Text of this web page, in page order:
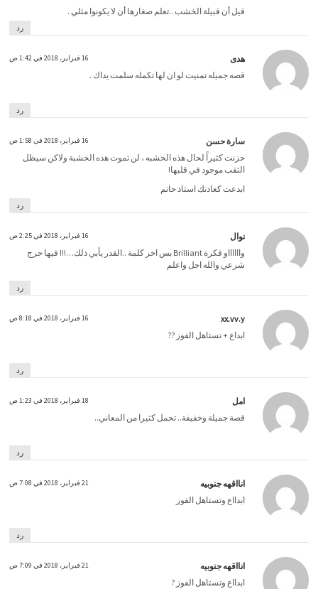
قيل أن قبيلة الخشب ..تعلم صغارها أن لا يكونوا مثلي .
رد
هدى 16 فبراير، 2018 في 1:42 ص
قصه جميله تمنيت لو ان لها تكمله سلمت يداك .
رد
سارة حسن 16 فبراير، 2018 في 1:58 ص
حزنت كثيراً لحال هذه الخشبه ، لن تموت هذه الخشبة ولاكن سيظل
الثقب موجود في قلبها!
ابدعت كعادتك استاذ حاتم
رد
نوال 16 فبراير، 2018 في 2:25 ص
وااااااو فكرة Brilliant بس اخر كلمة ..القدر يأبي ذلك…!!! فيها حرج
شرعي والله اجل واعلم
رد
xx.vv.y 16 فبراير، 2018 في 8:18 ص
ابداع + تستاهل الفوز ??
رد
امل 18 فبراير، 2018 في 1:23 ص
قصة جميلة وخفيفة.. تحمل كثيرا من المعاني..
رد
انااقهه جنوبيه 21 فبراير، 2018 في 7:08 ص
ابدااع وتستاهل الفوز
رد
انااقهه جنوبيه 21 فبراير، 2018 في 7:09 ص
ابدااع وتستاهل الفوز ?